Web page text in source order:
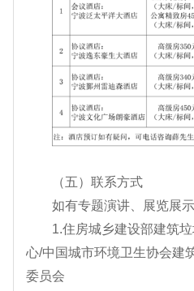
（五）联系方式
如有专题演讲、展览展
1.住房城乡建设部建筑
心/中国城市环境卫生协会建
委员会